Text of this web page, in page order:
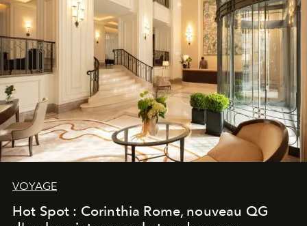
VOYAGE
Hot Spot : Corinthia Rome, nouveau QG